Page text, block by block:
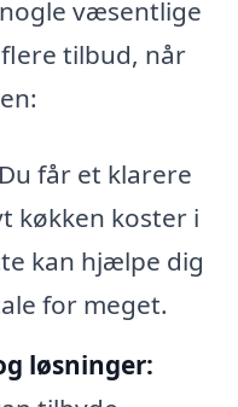
væsentlige
tilbud, når
Du får et klarere
køkken koster i
kan hjælpe dig
for meget.
løsninger: